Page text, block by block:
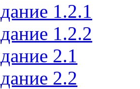
1.2.1
1.2.2
2.1
2.2